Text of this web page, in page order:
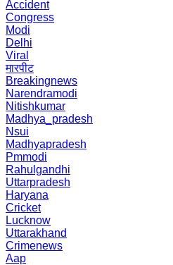
Accident
Congress
Modi
Delhi
Viral
मारपीट
Breakingnews
Narendramodi
Nitishkumar
Madhya_pradesh
Nsui
Madhyapradesh
Pmmodi
Rahulgandhi
Uttarpradesh
Haryana
Cricket
Lucknow
Uttarakhand
Crimenews
Aap